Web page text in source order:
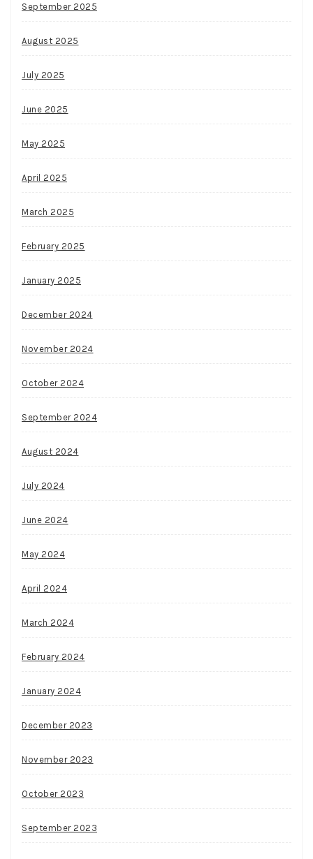
September 2025
August 2025
July 2025
June 2025
May 2025
April 2025
March 2025
February 2025
January 2025
December 2024
November 2024
October 2024
September 2024
August 2024
July 2024
June 2024
May 2024
April 2024
March 2024
February 2024
January 2024
December 2023
November 2023
October 2023
September 2023